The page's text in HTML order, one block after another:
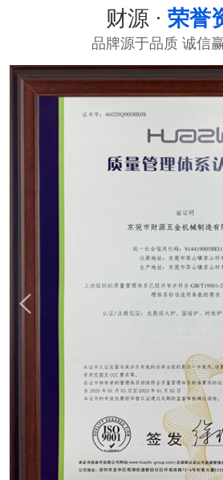
财源 · 荣誉
品牌源于品质 诚信